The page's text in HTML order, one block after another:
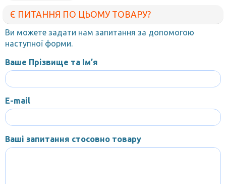
Є ПИТАННЯ ПО ЦЬОМУ ТОВАРУ?
Ви можете задати нам запитання за допомогою
наступної форми.
Ваше Прізвище та Ім’я
E-mail
Ваші запитання стосовно товару